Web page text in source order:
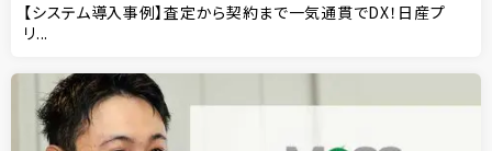
【システム導入事例】査定から契約まで一気通貫でDX！日産プ
リ...